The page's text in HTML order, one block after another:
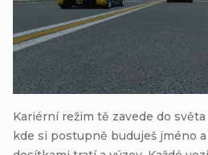
Kariérní režim tě zavede do
kde si postupně buduješ jméno